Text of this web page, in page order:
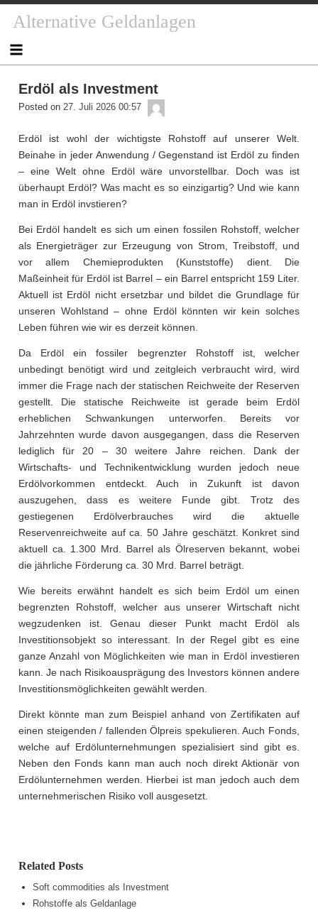
to
content
Alternative Geldanlagen
Erdöl als Investment
Posted on 27. Juli 2026 00:57
Erdöl ist wohl der wichtigste Rohstoff auf unserer Welt.
Beinahe in jeder Anwendung / Gegenstand ist Erdöl zu finden
– eine Welt ohne Erdöl wäre unvorstellbar. Doch was ist
überhaupt Erdöl? Was macht es so einzigartig? Und wie kann
man in Erdöl invstieren?
Bei Erdöl handelt es sich um einen fossilen Rohstoff, welcher
als Energieträger zur Erzeugung von Strom, Treibstoff, und
vor allem Chemieprodukten (Kunststoffe) dient. Die
Maßeinheit für Erdöl ist Barrel – ein Barrel entspricht 159 Liter.
Aktuell ist Erdöl nicht ersetzbar und bildet die Grundlage für
unseren Wohlstand – ohne Erdöl könnten wir kein solches
Leben führen wie wir es derzeit können.
Da Erdöl ein fossiler begrenzter Rohstoff ist, welcher
unbedingt benötigt wird und zeitgleich verbraucht wird, wird
immer die Frage nach der statischen Reichweite der Reserven
gestellt. Die statische Reichweite ist gerade beim Erdöl
erheblichen Schwankungen unterworfen. Bereits vor
Jahrzehnten wurde davon ausgegangen, dass die Reserven
lediglich für 20 – 30 weitere Jahre reichen. Dank der
Wirtschafts- und Technikentwicklung wurden jedoch neue
Erdölvorkommen entdeckt. Auch in Zukunft ist davon
auszugehen, dass es weitere Funde gibt. Trotz des
gestiegenen Erdölverbrauches wird die aktuelle
Reservenreichweite auf ca. 50 Jahre geschätzt. Konkret sind
aktuell ca. 1.300 Mrd. Barrel als Ölreserven bekannt, wobei
die jährliche Förderung ca. 30 Mrd. Barrel beträgt.
Wie bereits erwähnt handelt es sich beim Erdöl um einen
begrenzten Rohstoff, welcher aus unserer Wirtschaft nicht
wegzudenken ist. Genau dieser Punkt macht Erdöl als
Investitionsobjekt so interessant. In der Regel gibt es eine
ganze Anzahl von Möglichkeiten wie man in Erdöl investieren
kann. Je nach Risikoausprägung des Investors können andere
Investitionsmöglichkeiten gewählt werden.
Direkt könnte man zum Beispiel anhand von Zertifikaten auf
einen steigenden / fallenden Ölpreis spekulieren. Auch Fonds,
welche auf Erdölunternehmungen spezialisiert sind gibt es.
Neben den Fonds kann man auch noch direkt Aktionär von
Erdölunternehmen werden. Hierbei ist man jedoch auch dem
unternehmerischen Risiko voll ausgesetzt.
Related Posts
Soft commodities als Investment
Rohstoffe als Geldanlage